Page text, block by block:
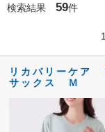
検索結果 59件
1
リカバリーケア
サックス Ｍ